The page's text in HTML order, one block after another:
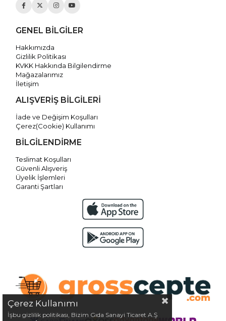
GENEL BİLGİLER
Hakkımızda
Gizlilik Politikası
KVKK Hakkında Bilgilendirme
Mağazalarımız
İletişim
ALIŞVERİŞ BİLGİLERİ
İade ve Değişim Koşulları
Çerez(Cookie) Kullanımı
BİLGİLENDİRME
Teslimat Koşulları
Güvenli Alışveriş
Üyelik İşlemleri
Garanti Şartları
Çerez Kullanımı
İşbu gizlilik politikası, Bizim Gıda Sanayi Ticaret A.Ş